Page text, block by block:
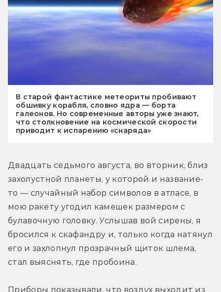
В старой фантастике метеориты пробивают
обшивку корабля, словно ядра — борта
галеонов. Но современные авторы уже знают,
что столкновение на космической скорости
приводит к испарению «снаряда»
Двадцать седьмого августа, во вторник, близ
захолустной планеты, у которой и название-
то — случайный набор символов в атласе, в
мою ракету угодил камешек размером с
булавочную головку. Услышав вой сирены, я
бросился к скафандру и, только когда натянул
его и захлопнул прозрачный щиток шлема,
стал выяснять, где пробоина.
Приборы показывали, что воздух выходит из